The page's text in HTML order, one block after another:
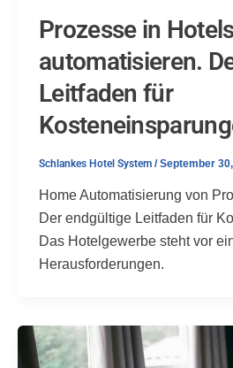
Prozesse in
automatisieren.
Leitfaden für
Schlankes Hotel System /September
Home Automatisierung von
Der endgültige Leitfaden für
Das Hotelgewerbe steht vor
Herausforderungen.